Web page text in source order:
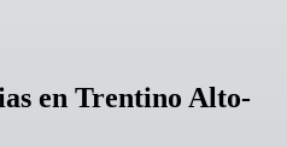
en Trentino Alto-